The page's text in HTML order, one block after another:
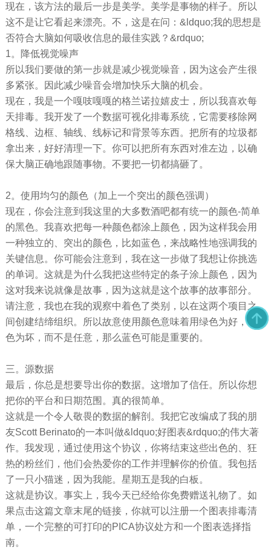
现在，该方法的最后一步是美学。美学是事物的样子。所以
这不是让它看起来漂亮。不，这是在问：&ldquo;我的思想是
否符合大脑如何吸收信息的最佳实践？&rdquo;
1。降低视觉噪声
所以我们要做的第一步就是减少视觉噪音，因为这会产生很
多紧张。因此减少噪音会增加快乐大脑的机会。
现在，我是一个嘎吱嘎嘎的格兰诺拉嬉皮士，所以我喜欢每
天排毒。我开发了一个数据可视化排毒系统，它需要移除网
格线、边框、轴线、线标记和背景等东西。把所有的垃圾都
拿出来，好好清理一下。你可以把所有东西对准左边，以确
保大脑正确地跟随事物。不要把一切都搞砸了。
2。使用均匀的颜色（加上一个突出的颜色强调）
现在，你会注意到我这里的大多数酒吧都有统一的颜色-简单
的黑色。我喜欢把每一种颜色都涂上颜色，因为这样我会用
一种独立的、突出的颜色，比如蓝色，来战略性地强调我的
关键信息。你可能会注意到，我在这一步做了我想让你挑选
的单词。这就是为什么我把这些特定的条子涂上颜色，因为
这对我来说就像是故事，因为这就是这个故事的故事部分。
请注意，我也在我的观察中着色了类别，以在这两个项目之
间创建结缔组织。所以故意使用颜色意味着用绿色为好，红
色为坏，而不是任意，那么蓝色可能是重要的。
三。源数据
最后，你总是想要导出你的数据。这增加了信任。所以你想
把你的平台和日期范围。真的很简单。
这就是一个令人敬畏的数据的解剖。我把它改编成了我的朋
友Scott Berinato的一本叫做&ldquo;好图表&rdquo;的伟大著
作。我发现，通过使用这个协议，你将结束这些出色的、狂
热的粉丝们，他们会热爱你的工作并理解你的价值。我包括
了一只小猫迷，因为我能。星期五是我的白板。
这就是协议。事实上，我今天已经给你免费赠送礼物了。如
果点击这篇文章末尾的链接，你就可以注册一个图表排毒清
单，一个完整的可打印的PICA协议处方和一个图表选择指
南。